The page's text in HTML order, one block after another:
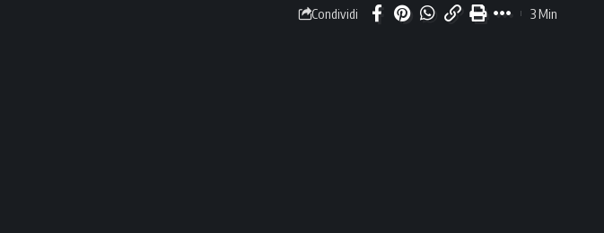
Condividi 3 Min